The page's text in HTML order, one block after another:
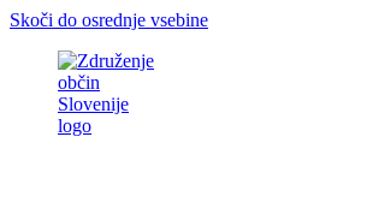
Skoči do osrednje vsebine